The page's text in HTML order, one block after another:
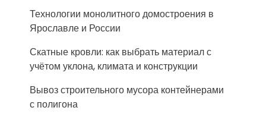
Технологии монолитного домостроения в
Ярославле и России
Скатные кровли: как выбрать материал с
учётом уклона, климата и конструкции
Вывоз строительного мусора контейнерами
с полигона